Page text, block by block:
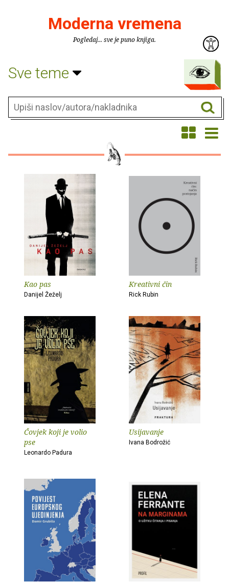
Moderna vremena
Pogledaj... sve je puno knjiga.
Sve teme
Kao pas
Danijel Žeželj
Kreativni čin
Rick Rubin
Čovjek koji je volio
pse
Leonardo Padura
Usijavanje
Ivana Bodrožić